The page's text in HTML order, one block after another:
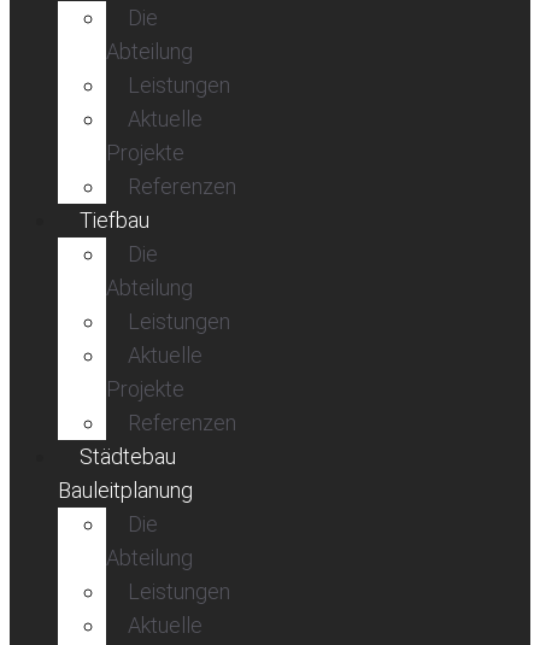
Die
Abteilung
Leistungen
Aktuelle
Projekte
Referenzen
Tiefbau
Die
Abteilung
Leistungen
Aktuelle
Projekte
Referenzen
Städtebau
Bauleitplanung
Die
Abteilung
Leistungen
Aktuelle